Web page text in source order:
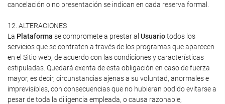
cancelación o no presentación se indican en cada reserva formal.
12. ALTERACIONES
La Plataforma se compromete a prestar al Usuariotodos los
servicios que se contraten a través de los programas que aparecen
en el Sitio web, de acuerdo con las condiciones y características
estipuladas. Quedará exenta de esta obligación en caso de fuerza
mayor, es decir, circunstancias ajenas a su voluntad, anormales e
imprevisibles, con consecuencias que no hubieran podido evitarse a
pesar de toda la diligencia empleada, o causa razonable,